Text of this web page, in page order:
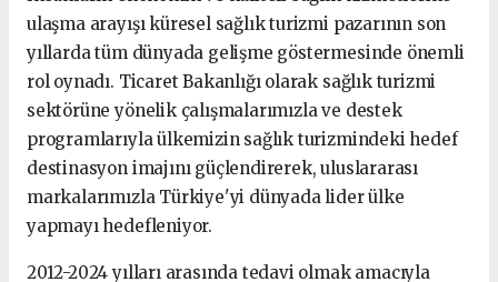
ulaşma arayışı küresel sağlık turizmi pazarının son
yıllarda tüm dünyada gelişme göstermesinde önemli
rol oynadı. Ticaret Bakanlığı olarak sağlık turizmi
sektörüne yönelik çalışmalarımızla ve destek
programlarıyla ülkemizin sağlık turizmindeki hedef
destinasyon imajını güçlendirerek, uluslararası
markalarımızla Türkiye'yi dünyada lider ülke
yapmayı hedefleniyor.
2012-2024 yılları arasında tedavi olmak amacıyla